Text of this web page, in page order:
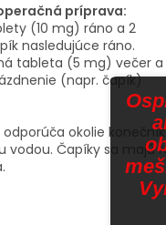
príprava:
(10 mg) ráno a 2
nasledujúce ráno.
tableta (5 mg) večer a
(napr. čapík)
okolie
Čapíky sa majú